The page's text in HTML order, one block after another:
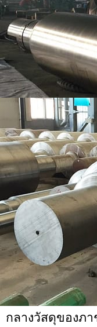
ม้วนเหล็กหล่อโค
หล่อแบบแรงเห
ในภายหลังและ
กลางวัสดุของภา